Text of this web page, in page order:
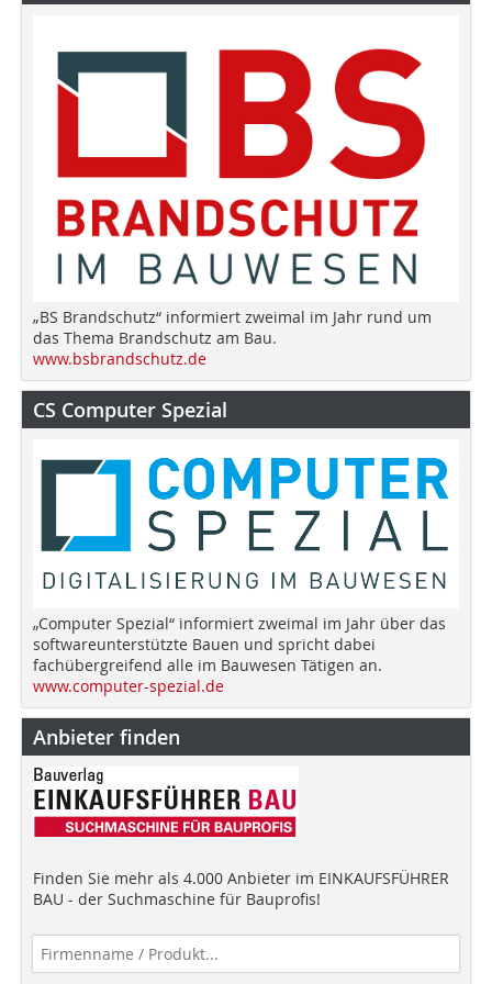
„BS Brandschutz“ informiert zweimal im Jahr rund um
das Thema Brandschutz am Bau.
www.bsbrandschutz.de
CS Computer Spezial
„Computer Spezial“ informiert zweimal im Jahr über das
softwareunterstützte Bauen und spricht dabei
fachübergreifend alle im Bauwesen Tätigen an.
www.computer-spezial.de
Anbieter finden
Finden Sie mehr als 4.000 Anbieter im EINKAUFSFÜHRER
BAU - der Suchmaschine für Bauprofis!